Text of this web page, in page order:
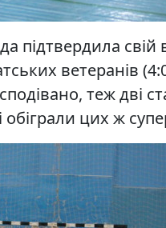
підтвердила свій
ветеранів
теж дві
цих ж